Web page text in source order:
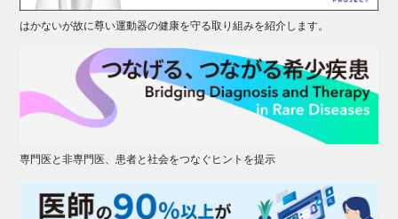
はかないが故に尊い運動器の健康を守る取り組みを紹介します。
専門医と非専門医、患者と社会をつなぐヒントを提示